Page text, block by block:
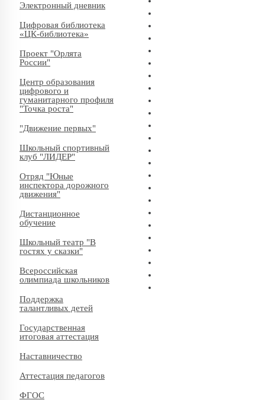
Электронный дневник
Цифровая библиотека
«ЦК-библиотека»
Проект "Орлята
России"
Центр образования
цифрового и
гуманитарного профиля
"Точка роста"
"Движение первых"
Школьный спортивный
клуб "ЛИДЕР"
Отряд "Юные
инспектора дорожного
движения"
Дистанционное
обучение
Школьный театр "В
гостях у сказки"
Всероссийская
олимпиада школьников
Поддержка
талантливых детей
Государственная
итоговая аттестация
Наставничество
Аттестация педагогов
ФГОС